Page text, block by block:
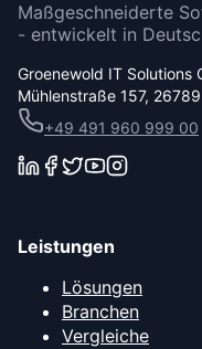
Maßgeschneiderte
- entwickelt in
Groenewold IT Solutions
Mühlenstraße 157,
+49 491 960 999 00
Leistungen
Lösungen
Branchen
Vergleiche